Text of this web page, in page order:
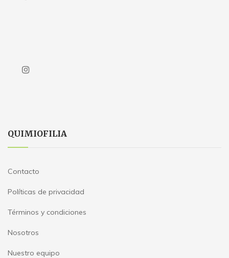
QUIMIOFILIA
Contacto
Políticas de privacidad
Términos y condiciones
Nosotros
Nuestro equipo